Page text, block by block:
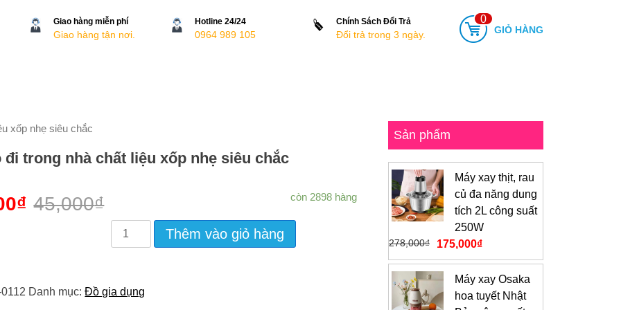
Chính Sách Đổi Trả
Đổi trả trong 3 ngày.
Hotline 24/24
0964 989 105
Giao hàng miễn phí
Giao hàng tận nơi. GIỎ HÀNG
0
xốp nhẹ siêu chắc
đi trong nhà chất liệu xốp nhẹ siêu chắc
45,000₫
₫ còn 2898 hàng
Chất
Thêm vào giỏ hàng
Danh mục:Đồ gia dụng
Sản phẩm
Máy xay thịt, rau
củ đa năng dung
tích 2L công suất
250W
278,000₫ 175,000₫
Máy xay Osaka
hoa tuyết Nhật